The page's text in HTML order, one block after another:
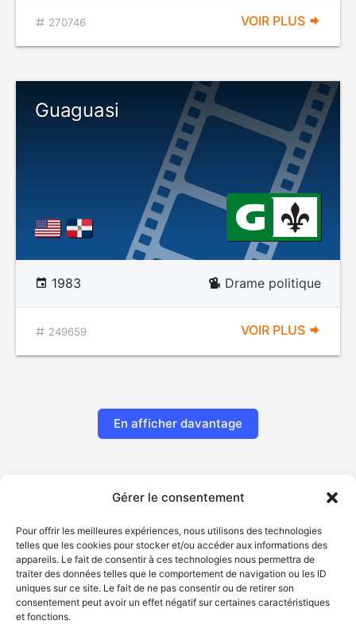
Gérer le consentement
Pour offrir les meilleures expériences, nous utilisons des technologies
telles que les cookies pour stocker et/ou accéder aux informations des
appareils. Le fait de consentir à ces technologies nous permettra de
traiter des données telles que le comportement de navigation ou les ID
uniques sur ce site. Le fait de ne pas consentir ou de retirer son
consentement peut avoir un effet négatif sur certaines caractéristiques
et fonctions.
270746 VOIR PLUS
Guaguasi
1983 Drame politique
249659 VOIR PLUS
En afficher davantage
© Gouvernement du Québec, 2026